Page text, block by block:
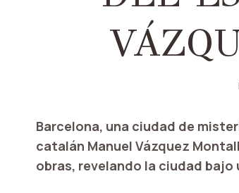
Barcelona, ​​una ciudad de
catalán Manuel Vázquez
obras, revelando la ciudad